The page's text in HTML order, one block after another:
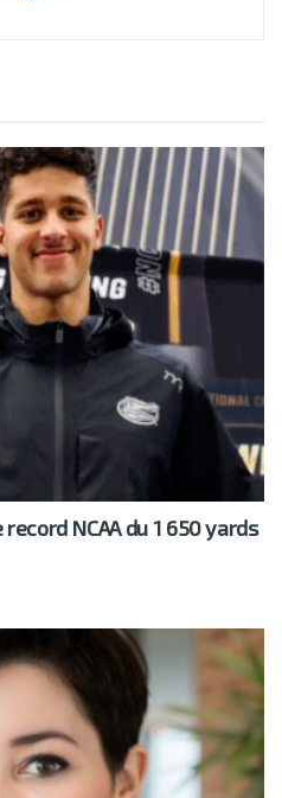
NCAA du 1 650 yards